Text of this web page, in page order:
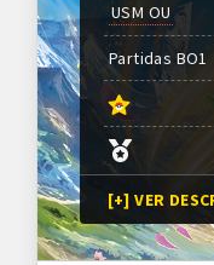
USM OU
Partidas BO1
[+] VER